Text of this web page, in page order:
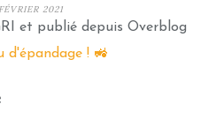
2021
et publié depuis Overblog